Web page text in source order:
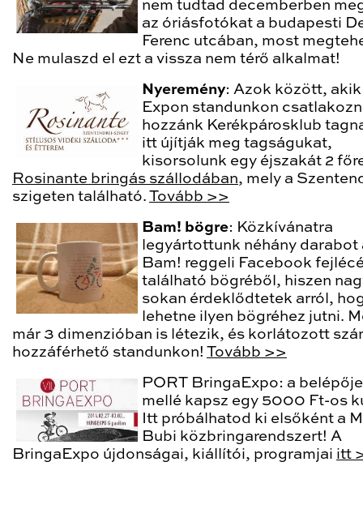
nem tudtad decemberben
az óriásfotókat a budapesti
Ferenc utcában, most
Ne mulaszd el ezt a vissza nem térő alkalmat!
Nyeremény: Azok között, akik
Expon standunkon
hozzánk Kerékpárosklub
itt újítják meg tagságukat,
kisorsolunk egy éjszakát 2
Rosinante bringás szállodában, mely a
szigeten található. Tovább >>
Bam! bögre: Közkívánatra
legyártottunk néhány darabot
Bam! reggeli Facebook
található bögréből, hiszen
sokan érdeklődtetek arról,
lehetne ilyen bögréhez jutni.
már 3 dimenzióban is létezik, és korlátozott
hozzáférhető standunkon! Tovább >>
PORT BringaExpo: a
mellé kapsz egy 5000 Ft-os
Itt próbálhatod ki elsőként a
Bubi közbringarendszert! A
BringaExpo újdonságai, kiállítói, programjai itt